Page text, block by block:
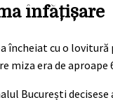
înfățișare
încheiat cu o
miza era de aproape
București